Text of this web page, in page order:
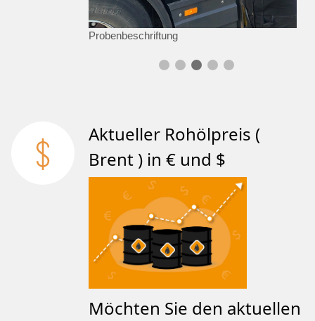
Probenbeschriftung
Aktueller Rohölpreis (
Brent ) in € und $
Möchten Sie den aktuellen